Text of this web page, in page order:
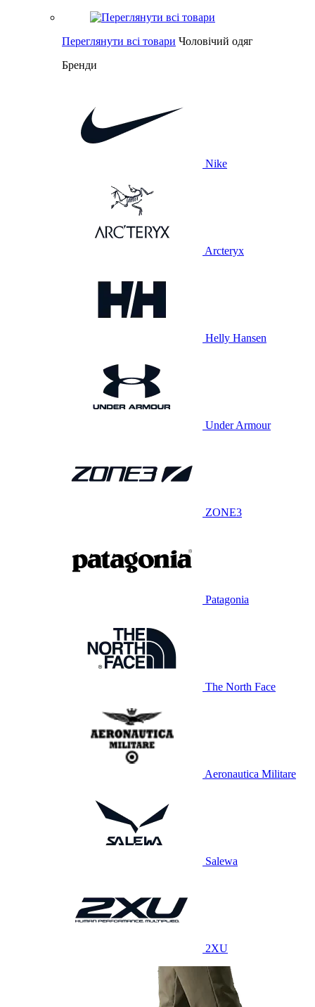
Переглянути всі товари Чоловічий одяг
Бренди
Nike
Arcteryx
Helly Hansen
Under Armour
ZONE3
Patagonia
The North Face
Aeronautica Militare
Salewa
2XU